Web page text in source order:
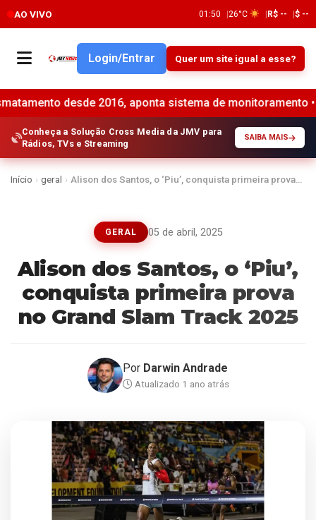
AO VIVO 01:50 26°C R$ -- $ --
Login/Entrar Quer um site igual a esse?
2016, aponta sistema de monitoramento • Banco do
Conheça a Solução Cross Media da JMV para
Rádios, TVs e Streaming
SAIBA MAIS
Início › geral › Alison dos Santos, o ‘Piu’, conquista primeira prova…
GERAL 05 de abril, 2025
Alison dos Santos, o ‘Piu’,
conquista primeira prova
no Grand Slam Track 2025
Por Darwin Andrade
Atualizado 1 ano atrás